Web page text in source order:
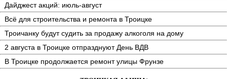
Дайджест акций: июль-август
Всё для строительства и ремонта в Троицке
Троичанку будут судить за продажу алкоголя на дому
2 августа в Троицке отпразднуют День ВДВ
В Троицке продолжается ремонт улицы Фрунзе